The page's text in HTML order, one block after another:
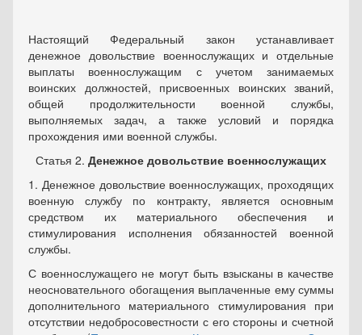
Настоящий Федеральный закон устанавливает
денежное довольствие военнослужащих и отдельные
выплаты военнослужащим с учетом занимаемых
воинских должностей, присвоенных воинских званий,
общей продолжительности военной службы,
выполняемых задач, а также условий и порядка
прохождения ими военной службы.
Статья 2. Денежное довольствие военнослужащих
1. Денежное довольствие военнослужащих, проходящих
военную службу по контракту, является основным
средством их материального обеспечения и
стимулирования исполнения обязанностей военной
службы.
С военнослужащего не могут быть взысканы в качестве
неосновательного обогащения выплаченные ему суммы
дополнительного материального стимулирования при
отсутствии недобросовестности с его стороны и счетной